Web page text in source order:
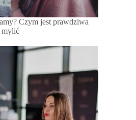
Czym jest prawdziwa
mylić